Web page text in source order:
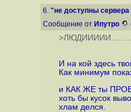
6. "не доступны
Сообщение от Ипутро
И на кой здесь
Как минимум
и КАК ЖЕ ты
хоть бы кусок
хлам делся.